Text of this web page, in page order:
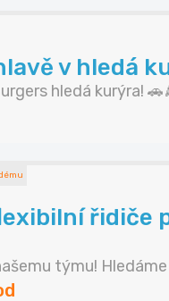
v hledá
hledá kurýra!
řidiče
týmu! Hledáme